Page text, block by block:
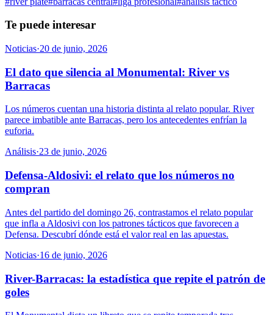
Te puede interesar
Noticias·20 de junio, 2026
El dato que silencia al Monumental: River vs
Barracas
Los números cuentan una historia distinta al relato popular. River
parece imbatible ante Barracas, pero los antecedentes enfrían la
euforia.
Análisis·23 de junio, 2026
Defensa-Aldosivi: el relato que los números no
compran
Antes del partido del domingo 26, contrastamos el relato popular
que infla a Aldosivi con los patrones tácticos que favorecen a
Defensa. Descubrí dónde está el valor real en las apuestas.
Noticias·16 de junio, 2026
River-Barracas: la estadística que repite el patrón de
goles